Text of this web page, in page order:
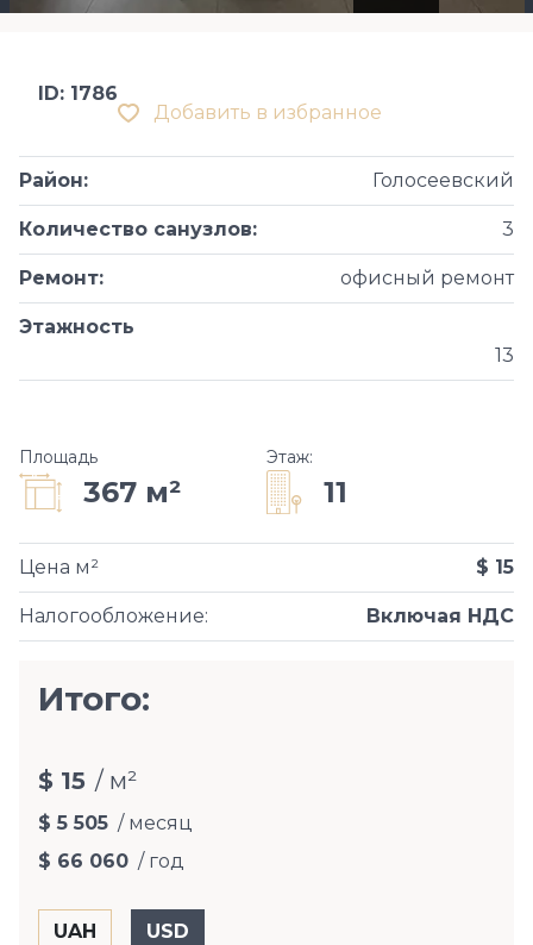
Добавить в избранное
ID: 1786
Район: Голосеевский
Количество санузлов: 3
Ремонт: офисный ремонт
Этажность
13
Площадь
367 м²
Этаж:
11
Налогообложение: Включая НДС
Цена м² $ 15
Итого:
$ 15 / м²
$ 5 505 / месяц
$ 66 060 / год